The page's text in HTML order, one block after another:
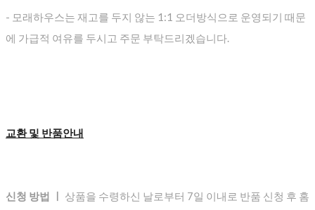
- 모래하우스는 재고를 두지 않는 1:1 오더방식으로 운영되기 때문
에 가급적 여유를 두시고 주문 부탁드리겠습니다.
교환 및 반품안내
신청 방법 ㅣ 상품을 수령하신 날로부터 7일 이내로 반품 신청 후 홈